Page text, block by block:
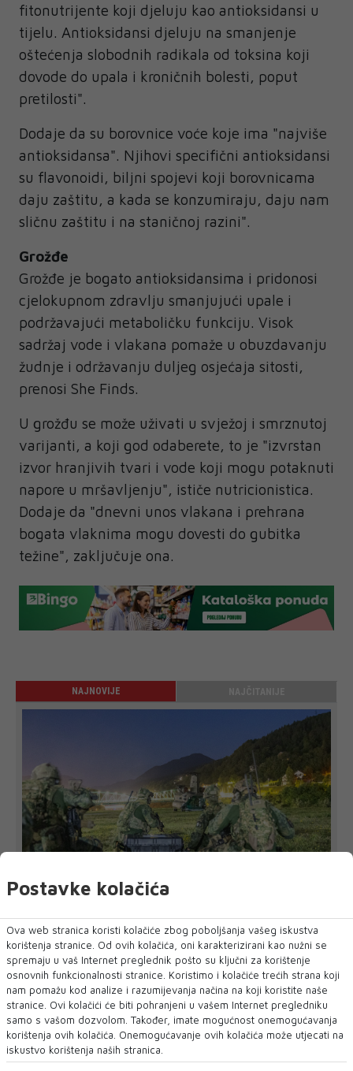
fitonutrijente koji djeluju kao antioksidansi u
tijelu. Antioksidansi djeluju na smanjenje
oštećenja slobodnih radikala od toksina koji
dovode do upala i kroničnih bolesti, poput
pretilosti".
Dodaje da su borovnice voće koje ima "najviše
antioksidansa". Njihovi specifični antioksidansi
su flavonoidi, biljni spojevi koji borovnicama
daju zaštitu, a kada se konzumiraju, daju nam
sličnu zaštitu i na staničnoj razini".
Grožđe
Grožđe je bogato antioksidansima i pridonosi
cjelokupnom zdravlju smanjujući upale i
podržavajući metaboličku funkciju. Visok
sadržaj vode i vlakana pomaže u obuzdavanju
žudnje i održavanju duljeg osjećaja sitosti,
prenosi She Finds.
U grožđu se može uživati u svježoj i smrznutoj
varijanti, a koji god odaberete, to je "izvrstan
izvor hranjivih tvari i vode koji mogu potaknuti
napore u mršavljenju", ističe nutricionistica.
Dodaje da "dnevni unos vlakana i prehrana
bogata vlaknima mogu dovesti do gubitka
težine", zaključuje ona.
NAJNOVIJE
UOČI VJEŽBE 'BRZI ODGOVOR 2026'
EUFOR nadomak Foče izveo vježbu
EUFOR je u srijedu navečer uspješno izveo združenu vježbu
u kojoj je sudjelovalo osoblje...
Postavke kolačića
Ova web stranica koristi kolačiće zbog poboljšanja vašeg iskustva
korištenja stranice. Od ovih kolačića, oni karakterizirani kao nužni se
spremaju u vaš Internet preglednik pošto su ključni za korištenje
osnovnih funkcionalnosti stranice. Koristimo i kolačiće trećih strana koji
nam pomažu kod analize i razumijevanja načina na koji koristite naše
stranice. Ovi kolačići će biti pohranjeni u vašem Internet pregledniku
samo s vašom dozvolom. Također, imate mogućnost onemogućavanja
korištenja ovih kolačića. Onemogućavanje ovih kolačića može utjecati na
iskustvo korištenja naših stranica.